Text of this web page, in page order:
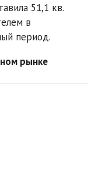
51,1 кв.
в
период.
рынке